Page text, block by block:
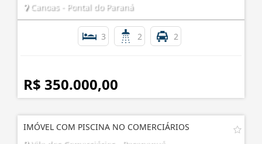
Canoas - Pontal do Paraná
3 2 2
R$ 350.000,00
IMÓVEL COM PISCINA NO COMERCIÁRIOS